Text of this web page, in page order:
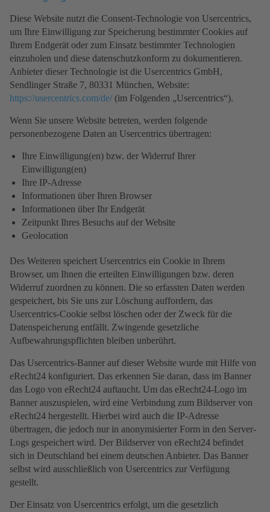
Diese Website nutzt die Consent-Technologie von Usercentrics,
um Ihre Einwilligung zur Speicherung bestimmter Cookies auf
Ihrem Endgerät oder zum Einsatz bestimmter Technologien
einzuholen und diese datenschutzkonform zu dokumentieren.
Anbieter dieser Technologie ist die Usercentrics GmbH,
Sendlinger Straße 7, 80331 München, Website:
https://usercentrics.com/de/ (im Folgenden „Usercentrics“).
Wenn Sie unsere Website betreten, werden folgende
personenbezogene Daten an Usercentrics übertragen:
Ihre Einwilligung(en) bzw. der Widerruf Ihrer
Einwilligung(en)
Ihre IP-Adresse
Informationen über Ihren Browser
Informationen über Ihr Endgerät
Zeitpunkt Ihres Besuchs auf der Website
Geolocation
Des Weiteren speichert Usercentrics ein Cookie in Ihrem
Browser, um Ihnen die erteilten Einwilligungen bzw. deren
Widerruf zuordnen zu können. Die so erfassten Daten werden
gespeichert, bis Sie uns zur Löschung auffordern, das
Usercentrics-Cookie selbst löschen oder der Zweck für die
Datenspeicherung entfällt. Zwingende gesetzliche
Aufbewahrungspflichten bleiben unberührt.
Das Usercentrics-Banner auf dieser Website wurde mit Hilfe von
eRecht24 konfiguriert. Das erkennen Sie daran, dass im Banner
das Logo von eRecht24 auftaucht. Um das eRecht24-Logo im
Banner auszuspielen, wird eine Verbindung zum Bildserver von
eRecht24 hergestellt. Hierbei wird auch die IP-Adresse
übertragen, die jedoch nur in anonymisierter Form in den Server-
Logs gespeichert wird. Der Bildserver von eRecht24 befindet
sich in Deutschland bei einem deutschen Anbieter. Das Banner
selbst wird ausschließlich von Usercentrics zur Verfügung
gestellt.
Der Einsatz von Usercentrics erfolgt, um die gesetzlich